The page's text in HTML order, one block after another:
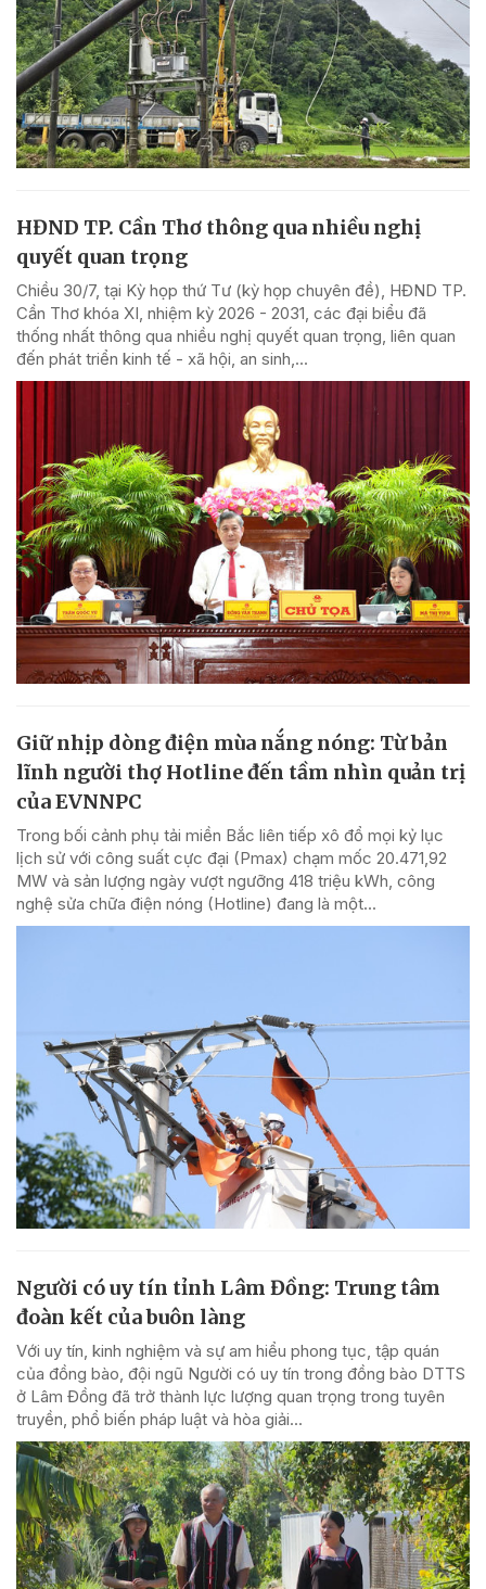
HĐND TP. Cần Thơ thông qua nhiều nghị
quyết quan trọng
Chiều 30/7, tại Kỳ họp thứ Tư (kỳ họp chuyên đề), HĐND TP.
Cần Thơ khóa XI, nhiệm kỳ 2026 - 2031, các đại biểu đã
thống nhất thông qua nhiều nghị quyết quan trọng, liên quan
đến phát triển kinh tế - xã hội, an sinh,...
Giữ nhịp dòng điện mùa nắng nóng: Từ bản
lĩnh người thợ Hotline đến tầm nhìn quản trị
của EVNNPC
Trong bối cảnh phụ tải miền Bắc liên tiếp xô đổ mọi kỷ lục
lịch sử với công suất cực đại (Pmax) chạm mốc 20.471,92
MW và sản lượng ngày vượt ngưỡng 418 triệu kWh, công
nghệ sửa chữa điện nóng (Hotline) đang là một...
Người có uy tín tỉnh Lâm Đồng: Trung tâm
đoàn kết của buôn làng
Với uy tín, kinh nghiệm và sự am hiểu phong tục, tập quán
của đồng bào, đội ngũ Người có uy tín trong đồng bào DTTS
ở Lâm Đồng đã trở thành lực lượng quan trọng trong tuyên
truyền, phổ biến pháp luật và hòa giải...